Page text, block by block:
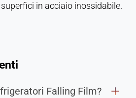
in acciaio inossidabile.
Falling Film?